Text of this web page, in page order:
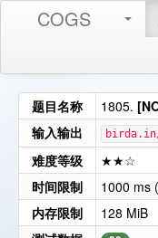
COGS
题目名称 1805.
输入输出
难度等级
★★☆
时间限制
1000 ms
内存限制
128 MiB